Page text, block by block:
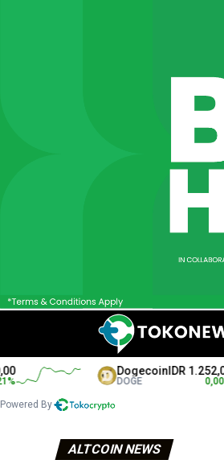
DogecoinIDR 1.252,00
DOGE
Powered By
ALTCOIN NEWS